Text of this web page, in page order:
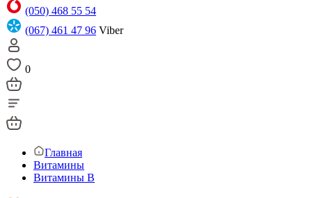
(050) 468 55 54
(067) 461 47 96 Viber
0
Главная
Витамины
Витамины В